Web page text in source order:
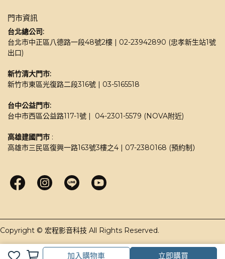
加入購物車 立即購買
門市資訊
台北總公司:
台北市中正區八德路一段48號2樓 | 02-23942890 (忠孝新生站1號
出口)
新竹清大門市:
新竹市東區光復路二段316號 | 03-5165518
台中公益門市:
台中市西區公益路117-1號 |  04-2301-5579 (NOVA附近)
高雄建國門市 :
高雄市三民區復興一路163號3樓之4 | 07-2380168 (預約制）